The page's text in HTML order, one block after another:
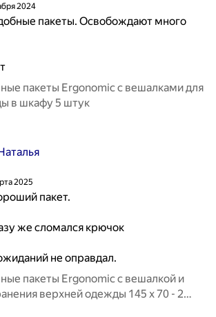
2024
пакеты. Освобождают много
пакеты Ergonomic с вешалками для
в шкафу 5 штук
2025
пакет.
же сломался крючок
не оправдал.
пакеты Ergonomic с вешалкой и
верхней одежды 145 х 70 - 2